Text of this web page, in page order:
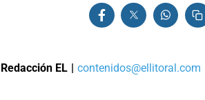
Redacción EL | contenidos@ellitoral.com